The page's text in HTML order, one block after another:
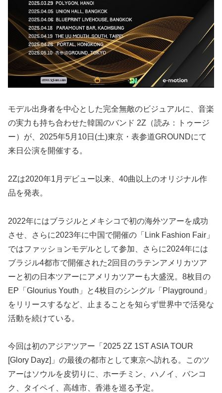
モデル出身者を中心とした完全無敵のビジュアルに、音楽
の実力も持ち合わせた韓国のバンド 2Z（読み：トゥージ
ー）が、2025年5月10日(土)東京・表参道GROUNDにて
来日公演を開催する。
2Zは2020年1月デビュー以来、40曲以上のオリジナル作
品を発表。
2022年にはブラジルとメキシコで初の海外ツアーを成功
させ、さらに2023年に中国で開催の「Link Fashion Fair」
ではファッションモデルとして参加、さらに2024年には
ブラジル4都市で開催された2回目のラテンアメリカツア
ーと初の日本ツアーにアメリカツアーも大盛況。8枚目の
EP「Glourius Youth」と4枚目のシングル「Playground」
をリリースするなど、止まることを知らず世界中で活発な
活動を続けている。
今回は初のアジアツアー「2025 2Z 1ST ASIA TOUR
[Glory Dayz]」の最後の都市として東京へ訪れる。このツ
アーはソウルを皮切りに、ホーチミン、ハノイ、バンコ
ク、タイペイ、高雄市、香港を巡る予定。